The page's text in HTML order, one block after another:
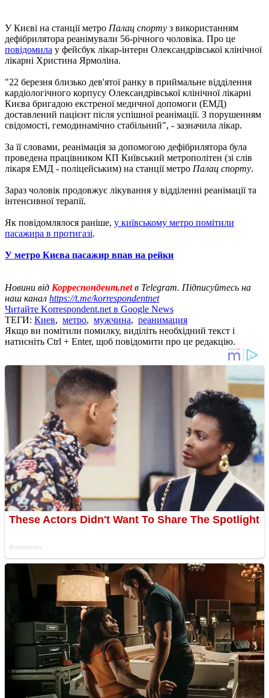
У Києві на станції метро Палац спорту з використанням
дефібрилятора реанімували 56-річного чоловіка. Про це
повідомила у фейсбук лікар-інтерн Олександрівської клінічної
лікарні Христина Ярмоліна.
"22 березня близько дев'ятої ранку в приймальне відділення
кардіологічного корпусу Олександрівської клінічної лікарні
Києва бригадою екстреної медичної допомоги (ЕМД)
доставлений пацієнт після успішної реанімації. З порушенням
свідомості, гемодинамічно стабільний", - зазначила лікар.
За її словами, реанімація за допомогою дефібрилятора була
проведена працівником КП Київський метрополітен (зі слів
лікаря ЕМД - поліцейським) на станції метро Палац спорту.
Зараз чоловік продовжує лікування у відділенні реанімації та
інтенсивної терапії.
Як повідомлялося раніше, у київському метро помітили
пасажира в протигазі.
У метро Києва пасажир впав на рейки
Новини від Корреспондент.netв Telegram. Підписуйтесь на
наш канал https://t.me/korrespondentnet
Читайте Korrespondent.net в Google News
ТЕГИ: Киев, метро, мужчина, реанимация
Якщо ви помітили помилку, виділіть необхідний текст і
натисніть Ctrl + Enter, щоб повідомити про це редакцію.